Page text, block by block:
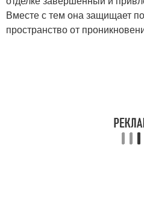
Вместе с тем она защищает
пространство от